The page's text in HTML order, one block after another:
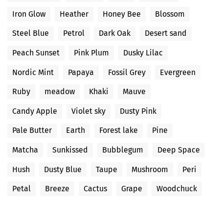
Iron Glow Heather Honey Bee Blossom
Steel Blue Petrol Dark Oak Desert sand
Peach Sunset Pink Plum Dusky Lilac
Nordic Mint Papaya Fossil Grey Evergreen
Ruby meadow Khaki Mauve
Candy Apple Violet sky Dusty Pink
Pale Butter Earth Forest lake Pine
Matcha Sunkissed Bubblegum Deep Space
Hush Dusty Blue Taupe Mushroom Peri
Petal Breeze Cactus Grape Woodchuck